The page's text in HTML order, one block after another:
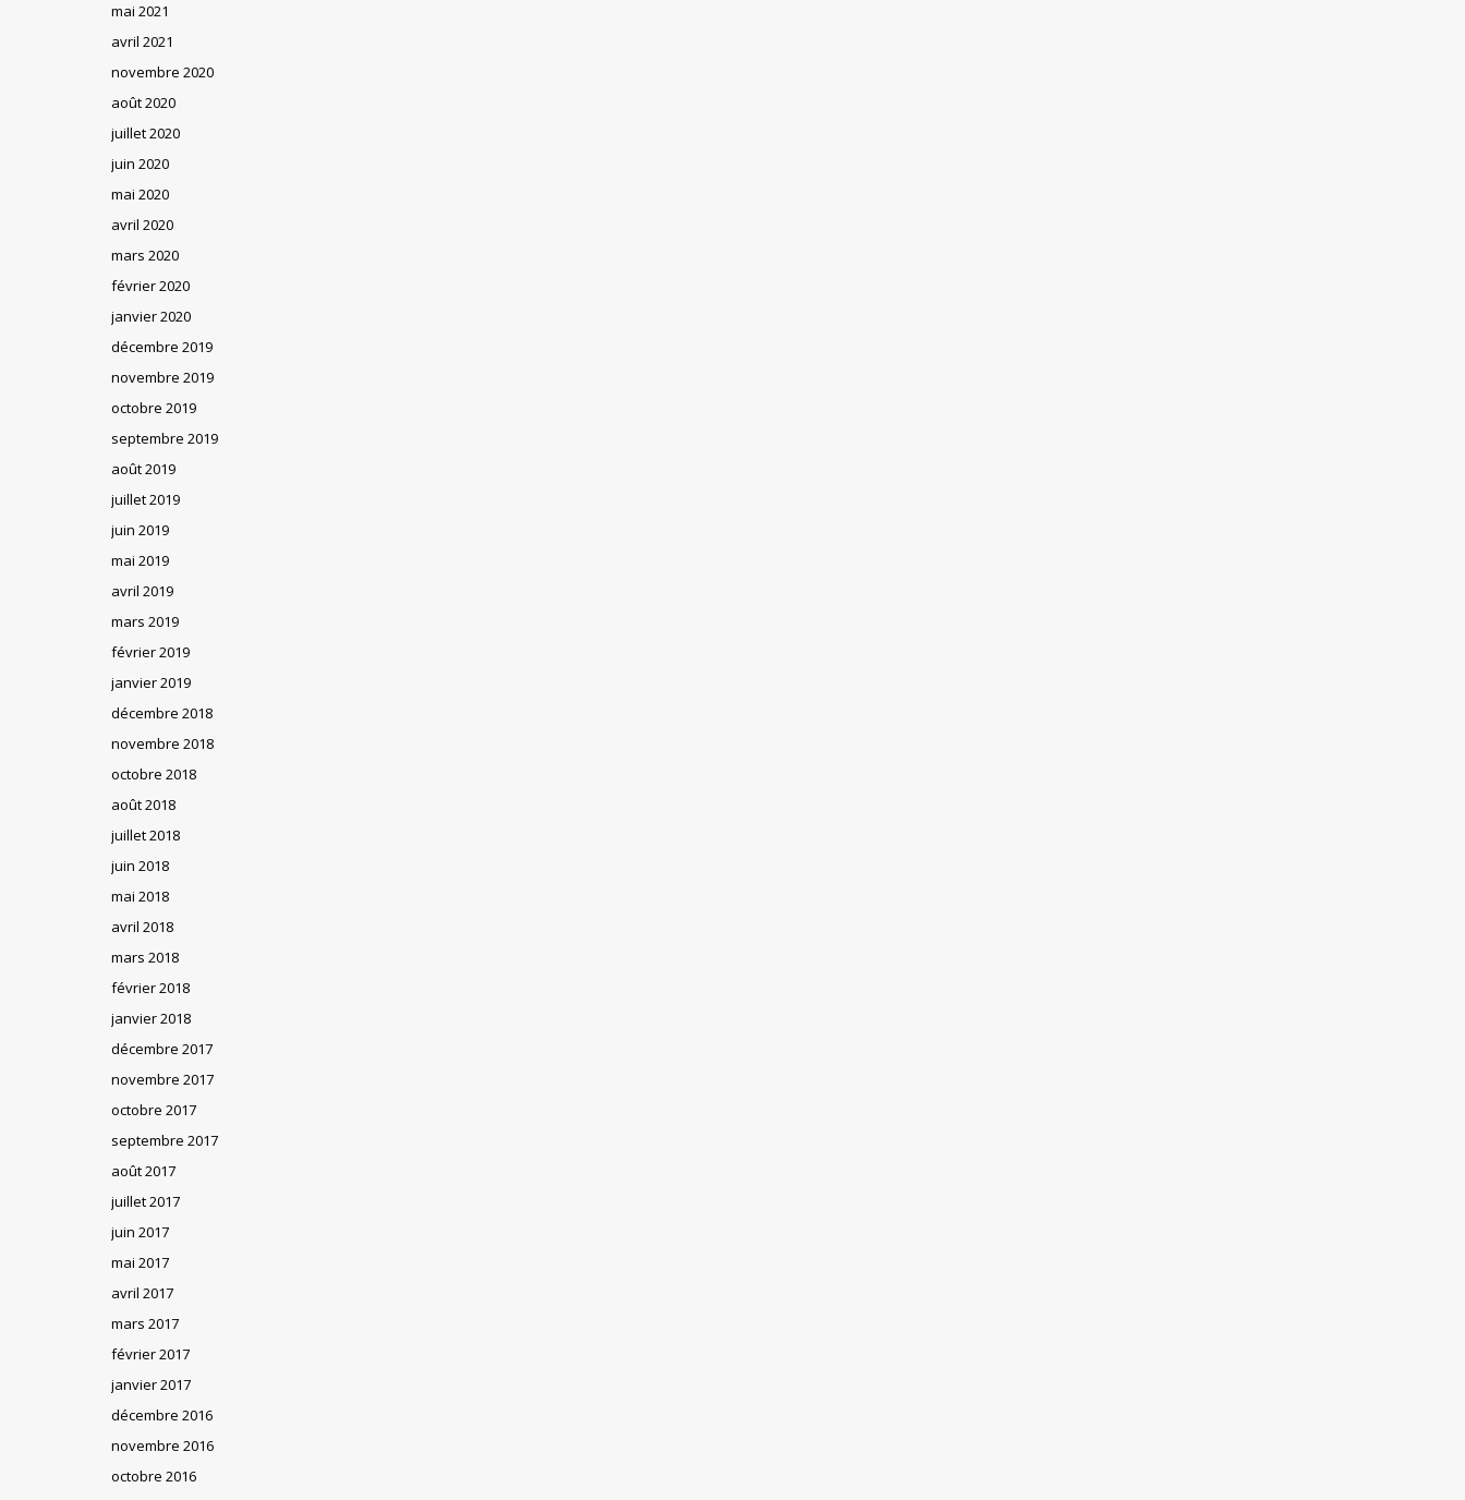
mai 2021
avril 2021
novembre 2020
août 2020
juillet 2020
juin 2020
mai 2020
avril 2020
mars 2020
février 2020
janvier 2020
décembre 2019
novembre 2019
octobre 2019
septembre 2019
août 2019
juillet 2019
juin 2019
mai 2019
avril 2019
mars 2019
février 2019
janvier 2019
décembre 2018
novembre 2018
octobre 2018
août 2018
juillet 2018
juin 2018
mai 2018
avril 2018
mars 2018
février 2018
janvier 2018
décembre 2017
novembre 2017
octobre 2017
septembre 2017
août 2017
juillet 2017
juin 2017
mai 2017
avril 2017
mars 2017
février 2017
janvier 2017
décembre 2016
novembre 2016
octobre 2016